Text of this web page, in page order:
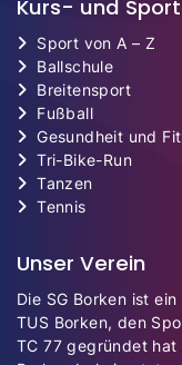
Kurs- und
Sport von A – Z
Ballschule
Breitensport
Fußball
Gesundheit und
Tri-Bike-Run
Tanzen
Tennis
Unser Verein
Die SG Borken ist
TUS Borken, den
TC 77 gegründet